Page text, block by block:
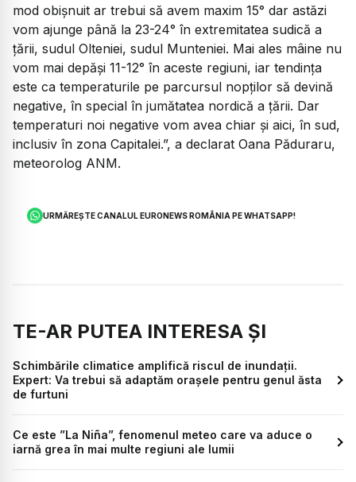
mod obișnuit ar trebui să avem maxim 15° dar astăzi
vom ajunge până la 23-24° în extremitatea sudică a
țării, sudul Olteniei, sudul Munteniei. Mai ales mâine nu
vom mai depăși 11-12° în aceste regiuni, iar tendința
este ca temperaturile pe parcursul nopților să devină
negative, în special în jumătatea nordică a țării. Dar
temperaturi noi negative vom avea chiar și aici, în sud,
inclusiv în zona Capitalei.”, a declarat Oana Păduraru,
meteorolog ANM.
URMĂREȘTE CANALUL EURONEWS ROMÂNIA PE WHATSAPP!
TE-AR PUTEA INTERESA ȘI
Schimbările climatice amplifică riscul de inundații.
Expert: Va trebui să adaptăm orașele pentru genul ăsta
de furtuni
Ce este ”La Niña”, fenomenul meteo care va aduce o
iarnă grea în mai multe regiuni ale lumii